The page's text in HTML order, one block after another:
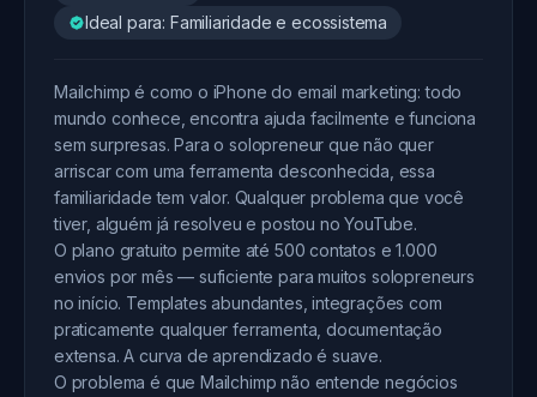
Ideal para: Familiaridade e ecossistema
Mailchimp é como o iPhone do email marketing: todo
mundo conhece, encontra ajuda facilmente e funciona
sem surpresas. Para o solopreneur que não quer
arriscar com uma ferramenta desconhecida, essa
familiaridade tem valor. Qualquer problema que você
tiver, alguém já resolveu e postou no YouTube.
O plano gratuito permite até 500 contatos e 1.000
envios por mês — suficiente para muitos solopreneurs
no início. Templates abundantes, integrações com
praticamente qualquer ferramenta, documentação
extensa. A curva de aprendizado é suave.
O problema é que Mailchimp não entende negócios